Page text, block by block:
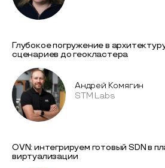
Глубокое погружение в
сценариев до геокластера
Андрей Комягин
STM Labs
OVN: интегрируем готовый SDN в
виртуализации